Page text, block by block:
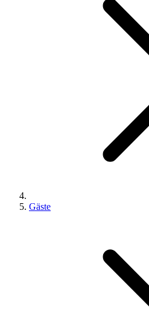
Gäste